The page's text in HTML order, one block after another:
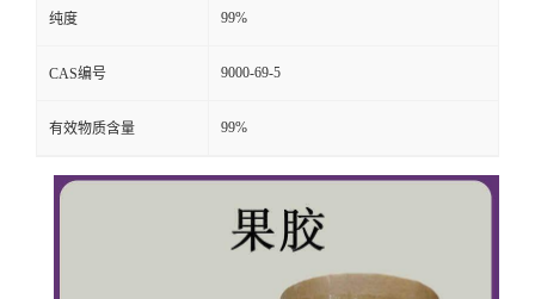
纯度 99%
CAS编号 9000-69-5
有效物质含量 99%